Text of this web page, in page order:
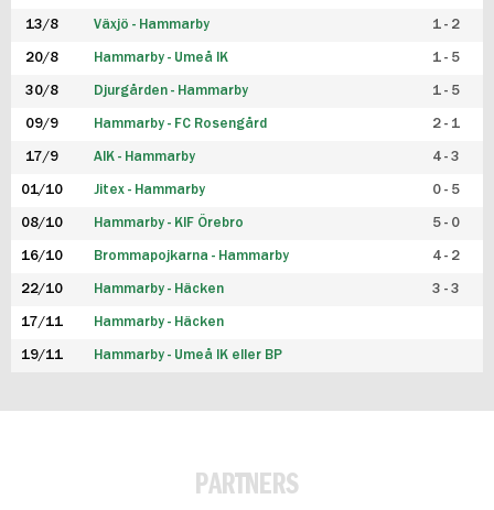
13/8 Växjö - Hammarby 1 - 2
20/8 Hammarby - Umeå IK 1 - 5
30/8 Djurgården - Hammarby 1 - 5
09/9 Hammarby - FC Rosengård 2 - 1
17/9 AIK - Hammarby 4 - 3
01/10 Jitex - Hammarby 0 - 5
08/10 Hammarby - KIF Örebro 5 - 0
16/10 Brommapojkarna - Hammarby 4 - 2
22/10 Hammarby - Häcken 3 - 3
17/11 Hammarby - Häcken
19/11 Hammarby - Umeå IK eller BP
PARTNERS